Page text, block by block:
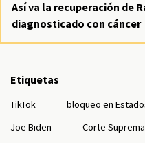
Así va la recuperación de
diagnosticado con cáncer
Etiquetas
TikTok bloqueo en
Joe Biden
Corte Suprema